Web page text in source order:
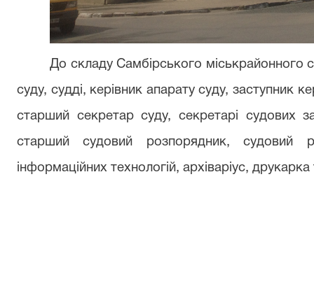
До складу Самбірського міськрайонного
суду, судді, керівник апарату суду, заступник
старший секретар суду, секретарі судових
старший судовий розпорядник, судовий
інформаційних технологій, архіваріус,